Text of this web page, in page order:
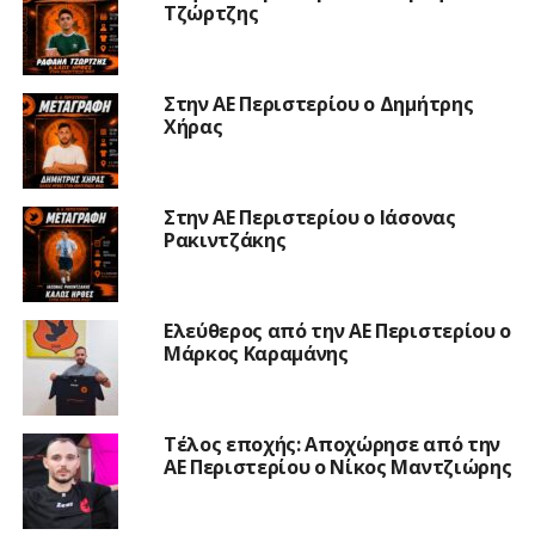
Τζώρτζης
Στην ΑΕ Περιστερίου ο Δημήτρης
Χήρας
Στην ΑΕ Περιστερίου ο Ιάσονας
Ρακιντζάκης
Ελεύθερος από την ΑΕ Περιστερίου ο
Μάρκος Καραμάνης
Τέλος εποχής: Αποχώρησε από την
ΑΕ Περιστερίου ο Νίκος Μαντζιώρης